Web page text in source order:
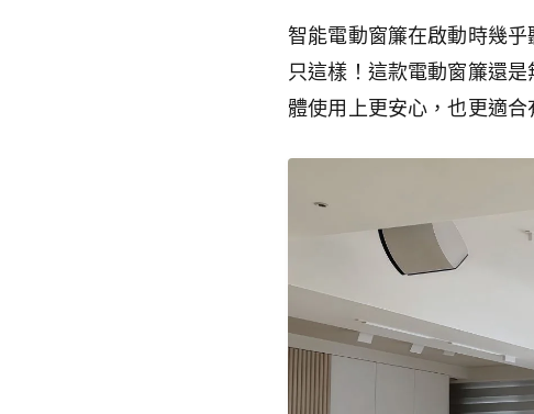
智能電動窗簾在啟動時幾
只這樣！這款電動窗簾還
體使用上更安心，也更適合